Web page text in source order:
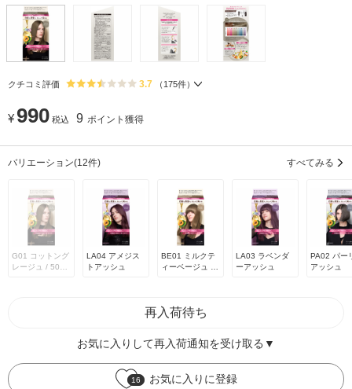
クチコミ評価 3.7 （ 175件）
¥ 990 税込 9 ポイント獲得
バリエーション(12件) すべてみる
G01 コットング
レージュ / 50g+
LA04 アメジス
トアッシュ
BE01 ミルクテ
ィーベージュ / 5
LA03 ラベンダ
ーアッシュ
PA02 パ
アッシュ
再入荷待ち
お気に入りして再入荷通知を受け取る▼
16 お気に入りに登録